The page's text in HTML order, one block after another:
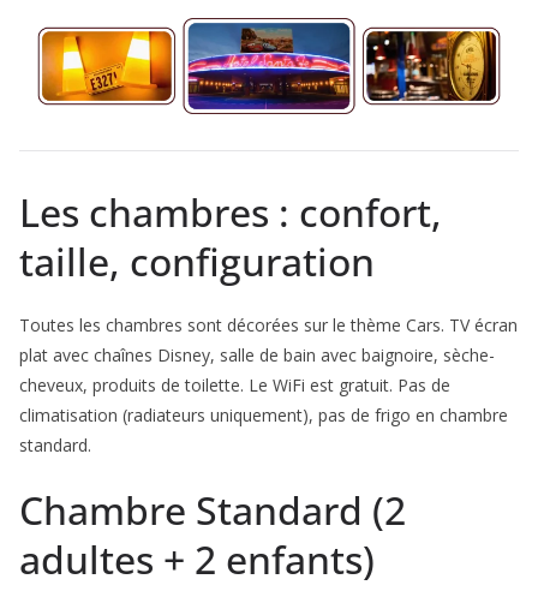
Les chambres : confort,
taille, configuration
Toutes les chambres sont décorées sur le thème Cars. TV écran
plat avec chaînes Disney, salle de bain avec baignoire, sèche-
cheveux, produits de toilette. Le WiFi est gratuit. Pas de
climatisation (radiateurs uniquement), pas de frigo en chambre
standard.
Chambre Standard (2
adultes + 2 enfants)